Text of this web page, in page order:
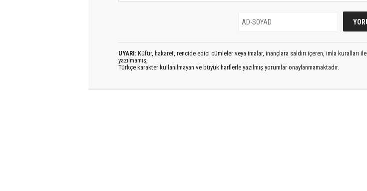
UYARI: Küfür, hakaret, rencide edici cümleler veya imalar, inançlara saldırı içeren, imla kuralları ile
yazılmamış,
Türkçe karakter kullanılmayan ve büyük harflerle yazılmış yorumlar onaylanmamaktadır.